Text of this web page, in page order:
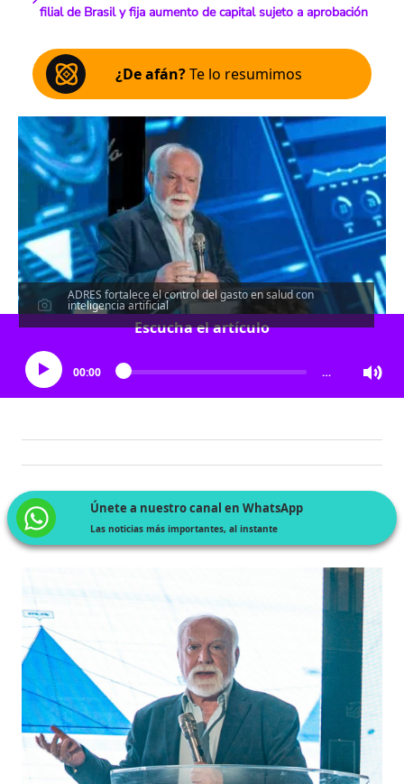
filial de Brasil y fija aumento de capital sujeto a aprobación
¿De afán?Te lo resumimos
ADRES fortalece el control del gasto en salud con
inteligencia artificial
Escucha el artículo
00:00 …
Únete a nuestro canal en WhatsApp
Las noticias más importantes, al instante